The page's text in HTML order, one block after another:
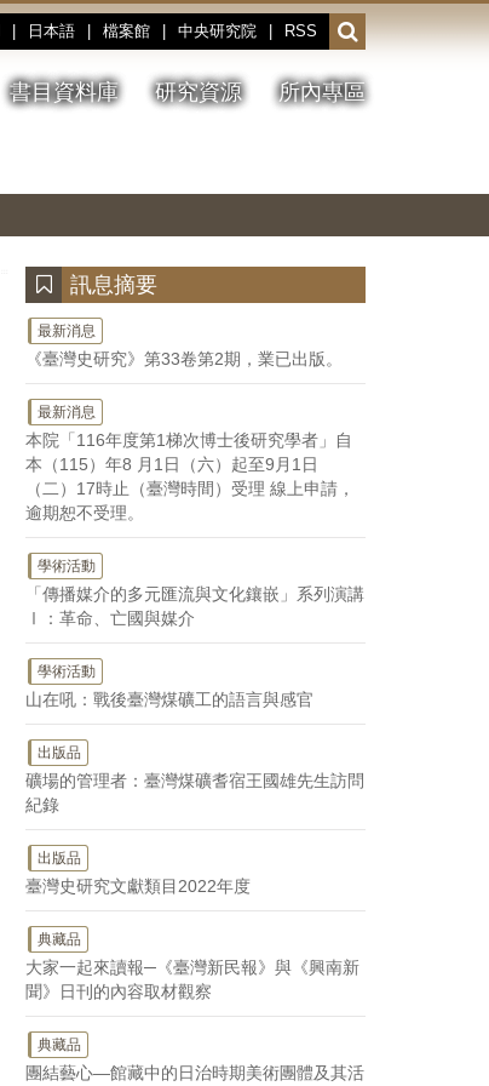
日本語 檔案館 中央研究院 RSS
開
啟
或
收
書目資料庫 研究資源 所內專區
停、
圖
圖
結
訊息摘要
最新消息
《臺灣史研究》第33卷第2期，業已出版。
最新消息
本院「116年度第1梯次博士後研究學者」自
本（115）年8 月1日（六）起至9月1日
（二）17時止（臺灣時間）受理 線上申請，
逾期恕不受理。
學術活動
「傳播媒介的多元匯流與文化鑲嵌」系列演講
Ⅰ：革命、亡國與媒介
學術活動
山在吼：戰後臺灣煤礦工的語言與感官
出版品
礦場的管理者：臺灣煤礦耆宿王國雄先生訪問
紀錄
出版品
臺灣史研究文獻類目2022年度
典藏品
大家一起來讀報─《臺灣新民報》與《興南新
聞》日刊的內容取材觀察
典藏品
團結藝心—館藏中的日治時期美術團體及其活